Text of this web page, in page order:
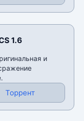
1.6
и
Торрент